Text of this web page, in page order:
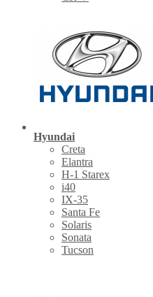
Hyundai
Creta
Elantra
H-1 Starex
i40
IX-35
Santa Fe
Solaris
Sonata
Tucson